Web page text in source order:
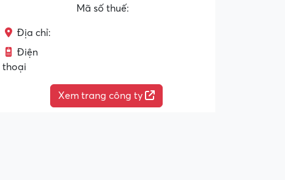
Mã số thuế:
Địa chỉ:
Điện
thoại
Xem trang công ty